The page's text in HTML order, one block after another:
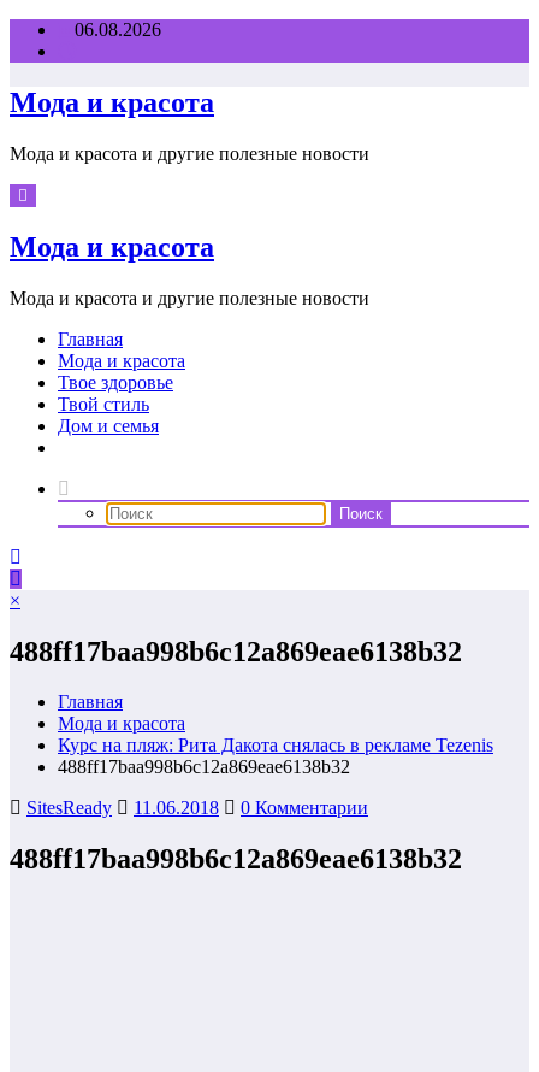
Перейти06.08.2026
Мода и красота
Мода и красота и другие полезные новости
Мода и красота
Мода и красота и другие полезные новости
Главная
Мода и красота
Твое здоровье
Твой стиль
Дом и семья
×
488ff17baa998b6c12a869eae6138b32
Главная
Мода и красота
Курс на пляж: Рита Дакота снялась в рекламе Tezenis
488ff17baa998b6c12a869eae6138b32
SitesReady
11.06.2018 0 Комментарии
488ff17baa998b6c12a869eae6138b32